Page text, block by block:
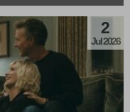
2
Jul 2026